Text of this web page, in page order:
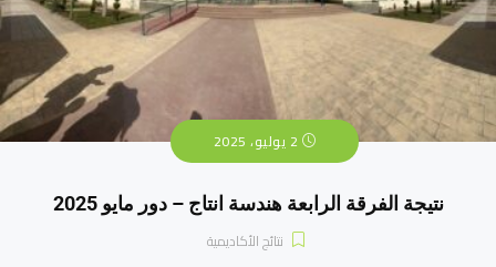
نتيجة الفرقة الرابعة هندسة انتاج – دور مايو 2025
نتائج الأكاديمية